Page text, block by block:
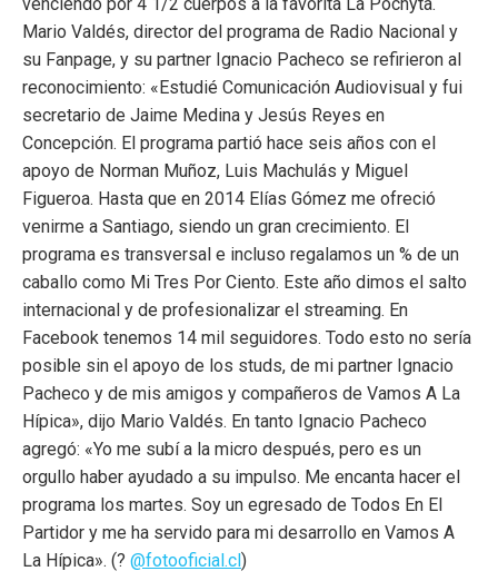
Mario Valdés, director del programa de Radio Nacional y
su Fanpage, y su partner Ignacio Pacheco se refirieron al
reconocimiento: «Estudié Comunicación Audiovisual y fui
secretario de Jaime Medina y Jesús Reyes en
Concepción. El programa partió hace seis años con el
apoyo de Norman Muñoz, Luis Machulás y Miguel
Figueroa. Hasta que en 2014 Elías Gómez me ofreció
venirme a Santiago, siendo un gran crecimiento. El
programa es transversal e incluso regalamos un % de un
caballo como Mi Tres Por Ciento. Este año dimos el salto
internacional y de profesionalizar el streaming. En
Facebook tenemos 14 mil seguidores. Todo esto no sería
posible sin el apoyo de los studs, de mi partner Ignacio
Pacheco y de mis amigos y compañeros de Vamos A La
Hípica», dijo Mario Valdés. En tanto Ignacio Pacheco
agregó: «Yo me subí a la micro después, pero es un
orgullo haber ayudado a su impulso. Me encanta hacer el
programa los martes. Soy un egresado de Todos En El
Partidor y me ha servido para mi desarrollo en Vamos A
La Hípica». (? @fotooficial.cl)